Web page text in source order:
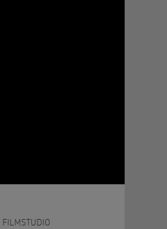
FILMSTUDIO